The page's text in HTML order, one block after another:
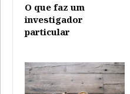
O que faz um
investigador
particular